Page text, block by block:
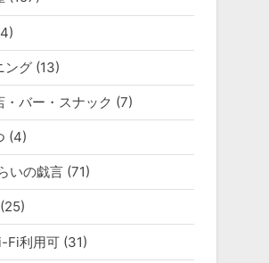
ング(13)
・バー・スナック (7)
(4)
いの戯言 (71)
(25)
Fi利用可 (31)